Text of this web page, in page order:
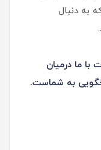
به دنبال
با ما درمیان
به شماست.